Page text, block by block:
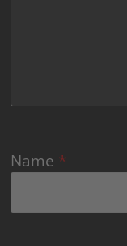
Name *